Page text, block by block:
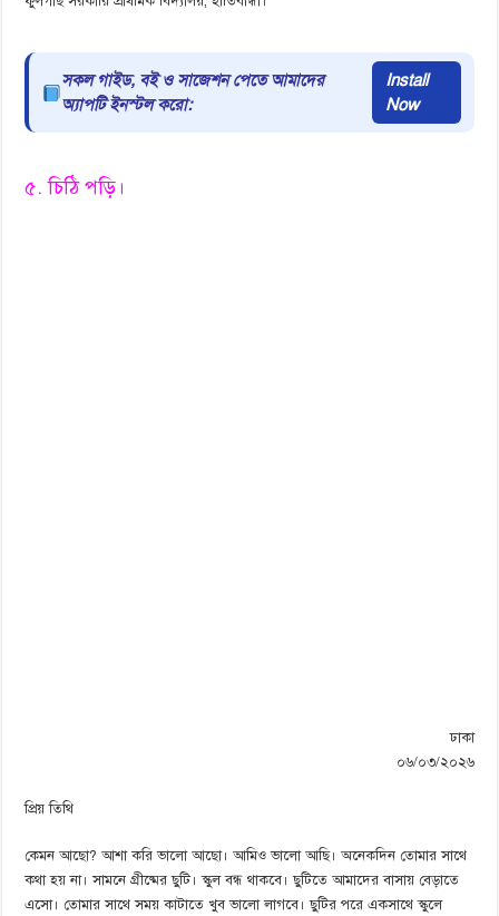
সকল গাইড, বই ও সাজেশন পেতে আমাদের
অ্যাপটি ইনস্টল করো:
Install
Now
৫. চিঠি পড়ি।
ঢাকা
০৬/০৩/২০২৬
প্রিয় তিথি
কেমন আছো? আশা করি ভালো আছো। আমিও ভালো আছি। অনেকদিন তোমার সাথে
কথা হয় না। সামনে গ্রীষ্মের ছুটি। স্কুল বন্ধ থাকবে। ছুটিতে আমাদের বাসায় বেড়াতে
এসো। তোমার সাথে সময় কাটাতে খুব ভালো লাগবে। ছুটির পরে একসাথে স্কুলে